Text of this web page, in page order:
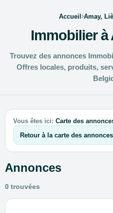
Accueil›Amay,
Immobilier à
Trouvez des annonces
Offres locales, produits,
Vous êtes ici: Carte des
Retour à la carte des annonces
Annonces
0 trouvées